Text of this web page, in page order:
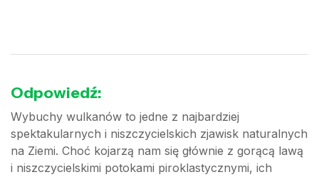
Odpowiedź:
Wybuchy wulkanów to jedne z najbardziej
spektakularnych i niszczycielskich zjawisk naturalnych
na Ziemi. Choć kojarzą nam się głównie z gorącą lawą
i niszczycielskimi potokami piroklastycznymi, ich